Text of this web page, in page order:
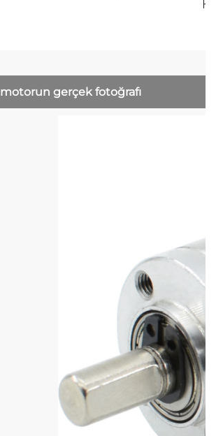
motorun gerçek fotoğrafı